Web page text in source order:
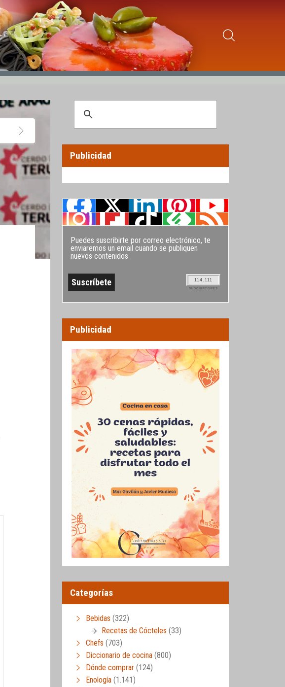
Publicidad
Puedes suscribirte por correo electrónico, te
enviaremos un email cuando se publiquen
nuevos contenidos
114.111
SUSCRIPTORES
Publicidad
Categorías
Bebidas (322)
Recetas de Cócteles (33)
Chefs (703)
Diccionario de cocina (800)
Dónde comprar (124)
Enología (1.141)